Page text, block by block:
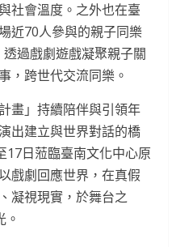
社會溫度。之外也在臺
近70人參與的親子同樂
透過戲劇遊戲凝聚親子關
，跨世代交流同樂。
畫」持續陪伴與引領年
出建立與世界對話的橋
17日蒞臨臺南文化中心原
戲劇回應世界，在真假
凝視現實，於舞台之